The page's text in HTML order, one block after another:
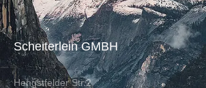
Scheiterlein GMBH
Hengstfelder Str.2